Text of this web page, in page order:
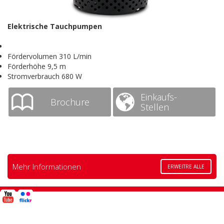
Elektrische Tauchpumpen
Fördervolumen 310 L/min
Förderhöhe 9,5 m
Stromverbrauch 680 W
Brochure
Einkaufs-
Stellen
Mehr Informationen ERWEITRE ALLE